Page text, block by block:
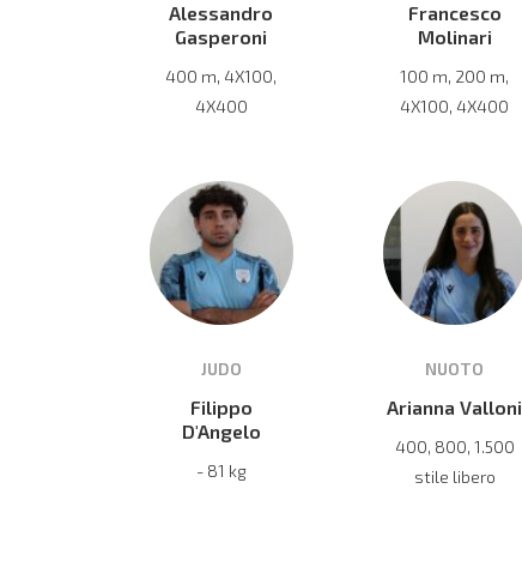
Alessandro
Gasperoni
400 m, 4X100,
4X400
Francesco
Molinari
100 m, 200 m,
4X100, 4X400
JUDO
Filippo
D'Angelo
- 81 kg
NUOTO
Arianna Valloni
400, 800, 1.500
stile libero